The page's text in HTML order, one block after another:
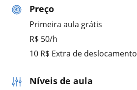
Preço
Primeira aula grátis
R$ 50/h
10 R$ Extra de deslocamento
Níveis de aula